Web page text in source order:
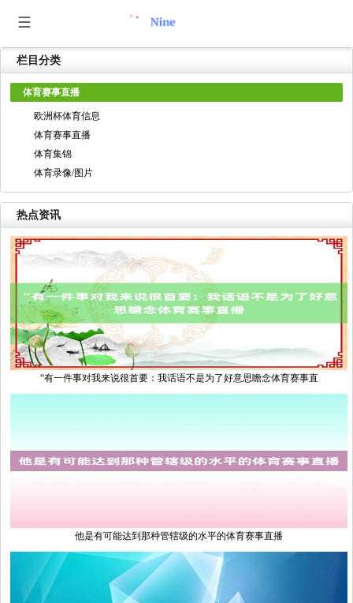
栏目分类
体育赛事直播
欧洲杯体育信息
体育赛事直播
体育集锦
体育录像/图片
热点资讯
“有一件事对我来说很首要：我话语不是为了好意思瞻念体育赛事直
他是有可能达到那种管辖级的水平的体育赛事直播